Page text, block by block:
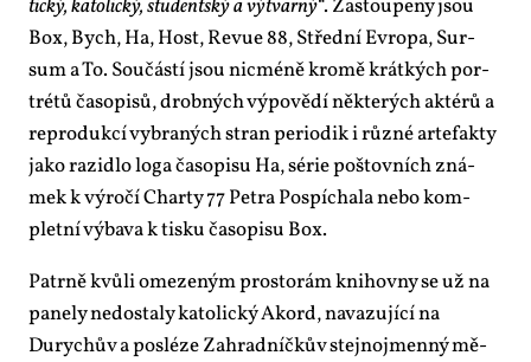
tic­ký, ka­to­lic­ký, stu­dent­ský a vý­tvar­ný“. Za­stou­pe­ny jsou
Box, Bych, Ha, Host, Re­vue 88, Střed­ní Ev­ro­pa, Sur­
sum a To. Sou­čás­tí jsou nicmé­ně kro­mě krát­kých por­
trétů ča­so­pi­sů, drob­ných vý­po­vě­dí ně­kte­rých ak­té­rů a
re­pro­duk­cí vy­bra­ných stran pe­ri­o­dik i růz­né ar­te­fak­ty
ja­ko ra­zi­dlo lo­ga ča­so­pi­su Ha, sé­rie poš­tov­ních zná­
mek k vý­ro­čí Char­ty 77 Pet­ra Po­spí­cha­la ne­bo kom­
plet­ní vý­ba­va k tis­ku ča­so­pi­su Box.
Pa­tr­ně kvů­li ome­ze­ným pro­sto­rám knihov­ny se už na
pa­ne­ly ne­do­sta­ly ka­to­lic­ký Akord, na­va­zu­jí­cí na
Durych­ův a po­slé­ze Za­hrad­níč­kův stej­no­jmen­ný mě­